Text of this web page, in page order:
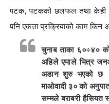
पटक, पटकको छलफल तथा केही
पनि एकता प्रक्रियाको काम किन
चुनाब ताका ६०÷४०
अहिले एमाले भित्र
अडान शुरु भएको छ
माओवादी ३० को
सम्मले बराबरी हैसियत